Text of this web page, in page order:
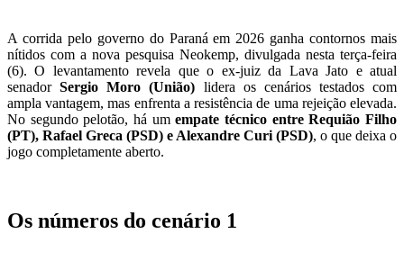
A corrida pelo governo do Paraná em 2026 ganha contornos mais
nítidos com a nova pesquisa Neokemp, divulgada nesta terça-feira
(6). O levantamento revela que o ex-juiz da Lava Jato e atual
senadorSergio Moro (União) lidera os cenários testados com
ampla vantagem, mas enfrenta a resistência de uma rejeição elevada.
No segundo pelotão, há umempate técnico entre Requião Filho
(PT), Rafael Greca (PSD) e Alexandre Curi (PSD), o que deixa o
jogo completamente aberto.
Os números do cenário 1